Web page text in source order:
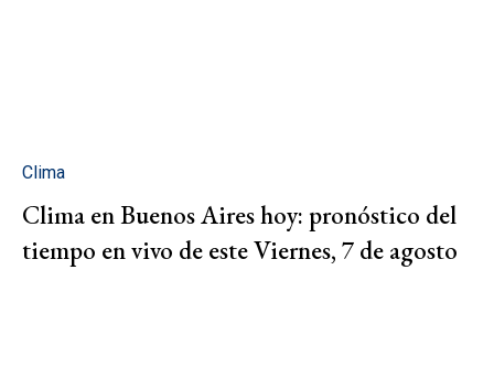
Clima
Clima en Buenos Aires hoy: pronóstico del
tiempo en vivo de este Viernes, 7 de agosto